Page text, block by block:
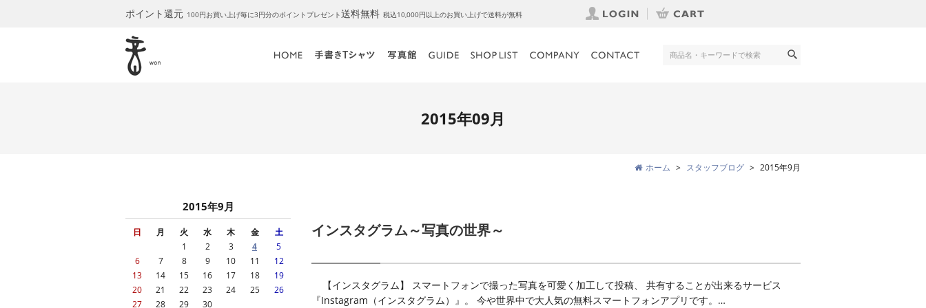
ポイント還元 100円お買い上げ毎に3円分のポイントプレゼント送料無料 税込10,000円以上のお買い上げで送料が無料
2015年09月
ホーム スタッフブログ 2015年9月
インスタグラム～写真の世界～
【インスタグラム】 スマートフォンで撮った写真を可愛く加工して投稿、 共有することが出来るサービス
『Instagram（インスタグラム）』。 今や世界中で大人気の無料スマートフォンアプリです。…
2015年9月
日 月 火 水 木 金
土
1
2 3 4
5
6
7 8 9 10 11
12
13
14 15 16 17 18
19
20
21 22 23 24 25
26
27
28 29 30